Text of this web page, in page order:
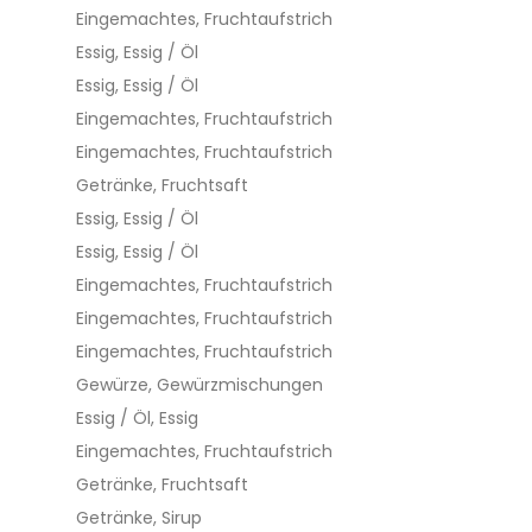
Eingemachtes, Fruchtaufstrich
Essig, Essig / Öl
Essig, Essig / Öl
Eingemachtes, Fruchtaufstrich
Eingemachtes, Fruchtaufstrich
Getränke, Fruchtsaft
Essig, Essig / Öl
Essig, Essig / Öl
Eingemachtes, Fruchtaufstrich
Eingemachtes, Fruchtaufstrich
Eingemachtes, Fruchtaufstrich
Gewürze, Gewürzmischungen
Essig / Öl, Essig
Eingemachtes, Fruchtaufstrich
Getränke, Fruchtsaft
Getränke, Sirup